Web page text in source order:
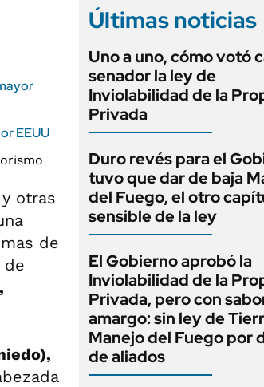
EEUU
otras
de
de
Últimas noticias
Uno a uno, cómo votó
senador la ley de
Inviolabilidad de la
Privada
Duro revés para el
tuvo que dar de baja
del Fuego, el otro
sensible de la ley
El Gobierno aprobó la
Inviolabilidad de la
Privada, pero con
amargo: sin ley de
Manejo del Fuego por
de aliados